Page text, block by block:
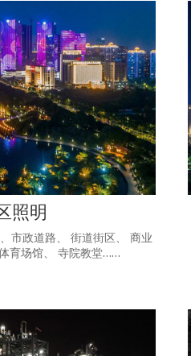
照明
市政道路、 街道街区、 商业
育场馆、 寺院教堂……